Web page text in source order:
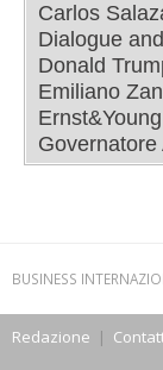
Carlos
Dialogue
Donald
Emiliano
BUSINESS
Redazione |